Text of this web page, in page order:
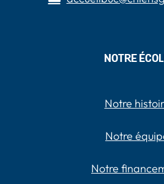
NOTRE
Notre
Notre
Notre